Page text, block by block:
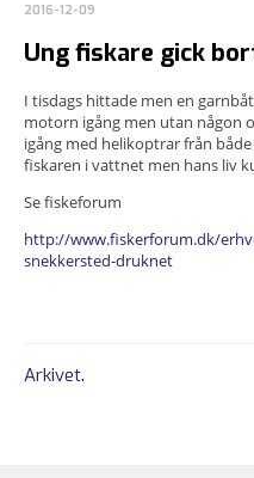
2016-12-09
Ung fiskare gick
I tisdags hittade men en
motorn igång men utan någon
igång med helikoptrar från
fiskaren i vattnet men hans liv
Se fiskeforum
http://www.fiskerforum.dk/
snekkersted-druknet
Arkivet.